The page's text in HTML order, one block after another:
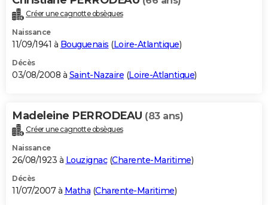
Créer une cagnotte obsèques
Naissance
11/09/1941 à Bouguenais (Loire-Atlantique)
Décès
03/08/2008 à Saint-Nazaire (Loire-Atlantique)
Madeleine PERRODEAU (83 ans)
Créer une cagnotte obsèques
Naissance
26/08/1923 à Louzignac(Charente-Maritime)
Décès
11/07/2007 à Matha (Charente-Maritime)